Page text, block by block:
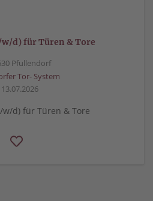
d) für Türen & Tore
Pfullendorf
Tor- System
13.07.2026
d) für Türen & Tore